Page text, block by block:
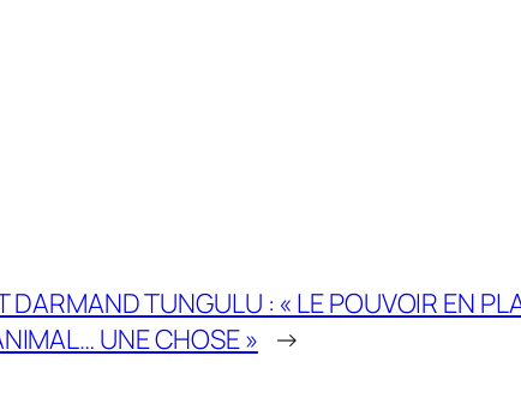
TUNGULU : « LE POUVOIR EN
UNE CHOSE » →